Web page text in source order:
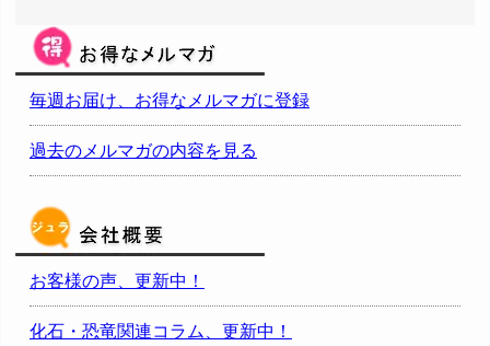
毎週お届け、お得なメルマガに登録
過去のメルマガの内容を見る
お客様の声、更新中！
化石・恐竜関連コラム、更新中！